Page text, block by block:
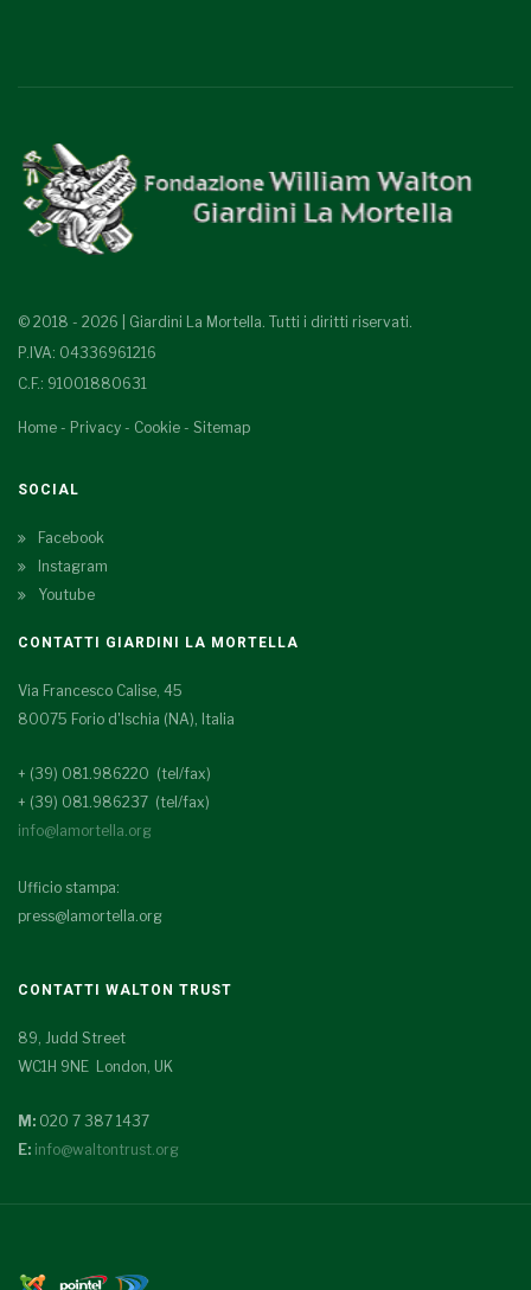
© 2018 - 2026 | Giardini La Mortella. Tutti i diritti riservati.
P.IVA: 04336961216
C.F.: 91001880631
Home - Privacy - Cookie - Sitemap
SOCIAL
Facebook
Instagram
Youtube
CONTATTI GIARDINI LA MORTELLA
Via Francesco Calise, 45
80075 Forio d'Ischia (NA), Italia
+ (39) 081.986220 (tel/fax)
+ (39) 081.986237 (tel/fax)
info@lamortella.org
Ufficio stampa:
press@lamortella.org
CONTATTI WALTON TRUST
89, Judd Street
WC1H 9NE London, UK
M: 020 7 387 1437
E: info@waltontrust.org